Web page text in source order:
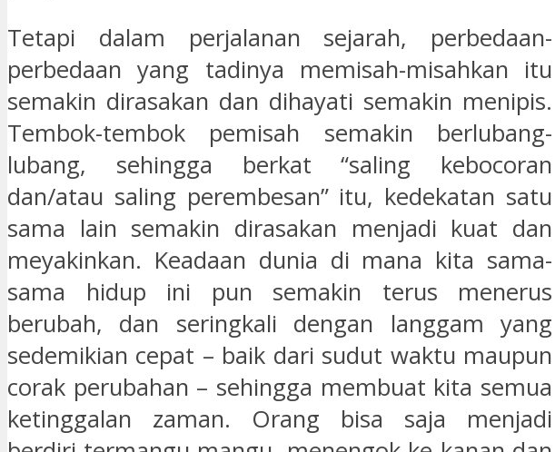
Tetapi dalam perjalanan sejarah, perbedaan-
perbedaan yang tadinya memisah-misahkan itu
semakin dirasakan dan dihayati semakin menipis.
Tembok-tembok pemisah semakin berlubang-
lubang, sehingga berkat “saling kebocoran
dan/atau saling perembesan” itu, kedekatan satu
sama lain semakin dirasakan menjadi kuat dan
meyakinkan. Keadaan dunia di mana kita sama-
sama hidup ini pun semakin terus menerus
berubah, dan seringkali dengan langgam yang
sedemikian cepat – baik dari sudut waktu maupun
corak perubahan – sehingga membuat kita semua
ketinggalan zaman. Orang bisa saja menjadi